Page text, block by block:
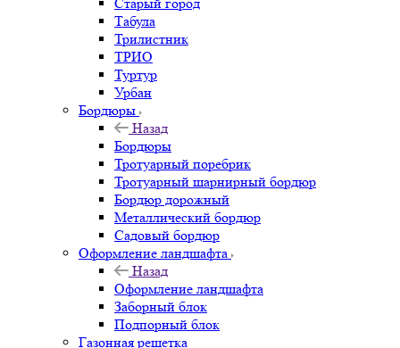
Табула
Трилистник
ТРИО
Туртур
Урбан
Бордюры
Назад
Бордюры
Тротуарный поребрик
Тротуарный шарнирный бордюр
Бордюр дорожный
Металлический бордюр
Садовый бордюр
Оформление ландшафта
Назад
Оформление ландшафта
Заборный блок
Подпорный блок
Газонная решетка